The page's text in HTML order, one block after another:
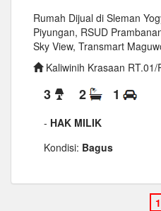
Rumah Dijual di Sleman
Piyungan, RSUD
Sky View, Transmart
Kaliwinih Krasaan RT.01/
3 2 1
- HAK MILIK
Kondisi: Bagus